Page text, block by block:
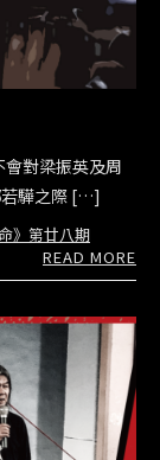
對梁振英及周
若驊之際 […]
》第廿八期
READ MORE